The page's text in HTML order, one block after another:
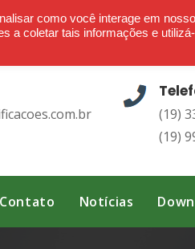
- Credibilidade -
(19)
(19)
Contato Notícias
como você interage em
a coletar tais informações e